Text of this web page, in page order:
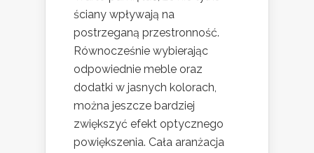
ściany wpływają na
postrzeganą przestronność.
Równocześnie wybierając
odpowiednie meble oraz
dodatki w jasnych kolorach,
można jeszcze bardziej
zwiększyć efekt optycznego
powiększenia. Cała aranżacja